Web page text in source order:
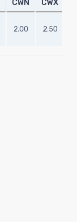
CWN CWX
2.00 2.50